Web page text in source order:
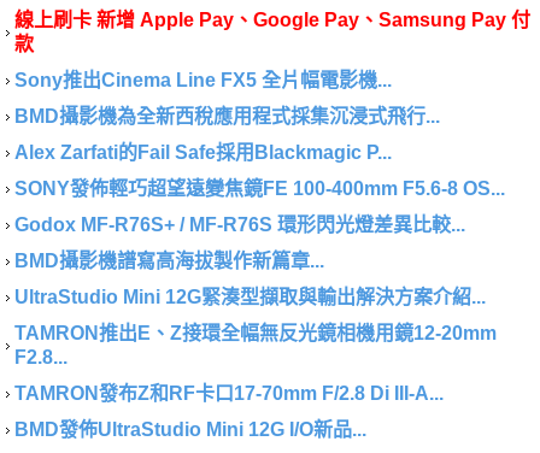
線上刷卡 新增 Apple Pay、Google Pay、Samsung Pay 付
款
Sony推出Cinema Line FX5 全片幅電影機...
BMD攝影機為全新西稅應用程式採集沉浸式飛行...
Alex Zarfati的Fail Safe採用Blackmagic P...
SONY發佈輕巧超望遠變焦鏡FE 100-400mm F5.6-8 OS...
Godox MF-R76S+ / MF-R76S 環形閃光燈差異比較...
BMD攝影機譜寫高海拔製作新篇章...
UltraStudio Mini 12G緊湊型擷取與輸出解決方案介紹...
TAMRON推出E、Z接環全幅無反光鏡相機用鏡12-20mm
F2.8...
TAMRON發布Z和RF卡口17-70mm F/2.8 Di III-A...
BMD發佈UltraStudio Mini 12G I/O新品...